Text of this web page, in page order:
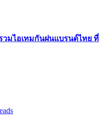
รวมไอเทมกันฝนแบรนด์ไทย ที่